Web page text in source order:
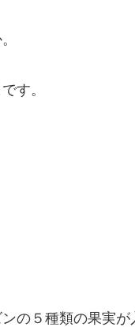
す。
の５種類の果実が